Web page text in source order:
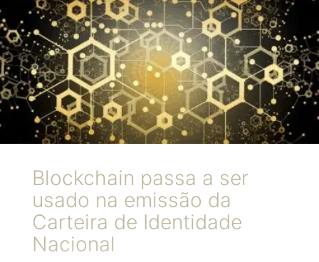
utilização da tecnologia nas mais diversas esferas de
governo, passando por áreas fundamentais para o
funcionamento da sociedade, como saúde, educação,
trânsito, portal de transparência e outros processos.
Blockchain passa a ser
usado na emissão da
Carteira de Identidade
Nacional